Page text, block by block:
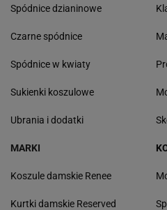
Spódnice dzianinowe
Czarne spódnice
Spódnice w kwiaty
Sukienki koszulowe
Ubrania i dodatki
MARKI
Koszule damskie Renee
Kurtki damskie Reserved